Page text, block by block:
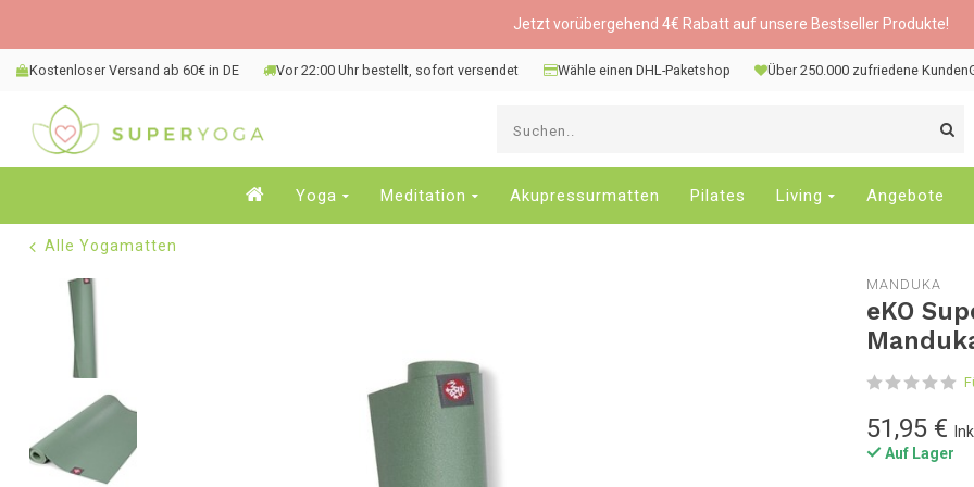
Jetzt vorübergehend 4€ Rabatt auf unsere Bestseller Produkte!
Kostenloser Versand ab 60€ in DE Vor 22:00 Uhr bestellt, sofort versendet Wähle einen DHL-Paketshop Über 250.000 zufriedene Kunden
Yoga Meditation Akupressurmatten Pilates Living Angebote
Alle Yogamatten
MANDUKA
eKO
51,95 €
Auf Lager